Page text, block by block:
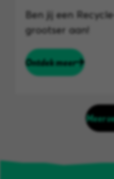
Ben jij een
grootser aan!
Ontdek meer
Meer